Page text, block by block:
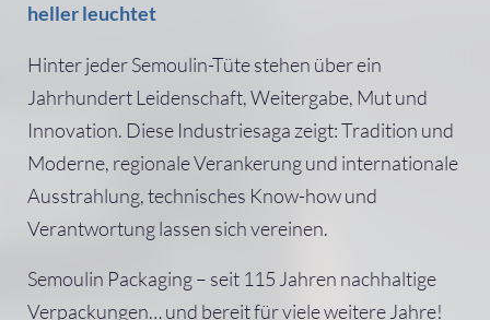
heller leuchtet
Hinter jeder Semoulin-Tüte stehen über ein
Jahrhundert Leidenschaft, Weitergabe, Mut und
Innovation. Diese Industriesaga zeigt: Tradition und
Moderne, regionale Verankerung und internationale
Ausstrahlung, technisches Know-how und
Verantwortung lassen sich vereinen.
Semoulin Packaging – seit 115 Jahren nachhaltige
Verpackungen… und bereit für viele weitere Jahre!